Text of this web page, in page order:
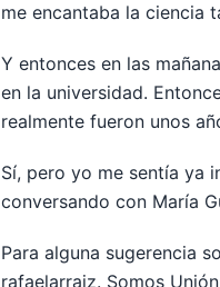
me encantaba la ciencia
Y entonces en las
en la universidad.
realmente fueron unos
Sí, pero yo me sentía ya
conversando con María
Para alguna sugerencia
rafaelarraiz. Somos